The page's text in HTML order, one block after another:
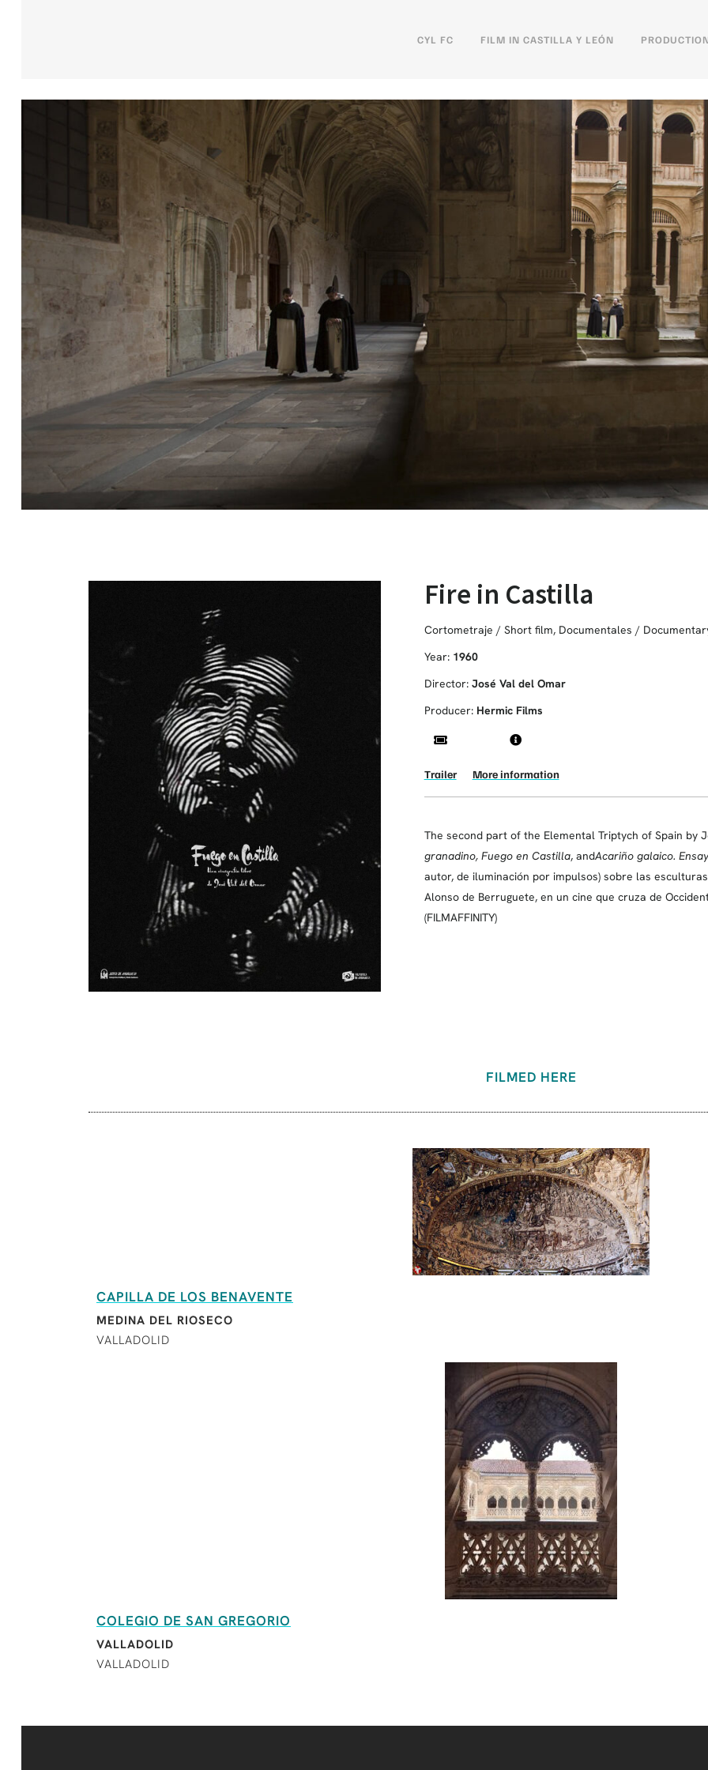
CYL FC FILM IN CASTILLA Y LEÓN
Fire in Castilla
Cortometraje / Short film, Documentales /
Year: 1960
Director: José Val del Omar
Producer: Hermic Films
Trailer More information
The second part of the Elemental Triptych of Spain by
granadino, Fuego en Castilla, andAcariño galaico.
autor, de iluminación por impulsos) sobre las
Alonso de Berruguete, en un cine que cruza de
(FILMAFFINITY)
FILMED HERE
CAPILLA DE LOS BENAVENTE
MEDINA DEL RIOSECO
VALLADOLID
COLEGIO DE SAN GREGORIO
VALLADOLID
VALLADOLID